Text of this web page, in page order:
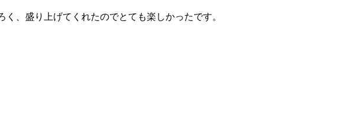
、盛り上げてくれたのでとても楽しかったです。